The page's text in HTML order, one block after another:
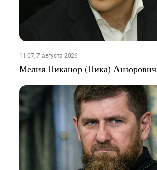
11:07, 7 августа 2026
Мелия Никанор (Ника) Анзорович